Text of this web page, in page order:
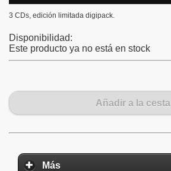
3 CDs, edición limitada digipack.
Disponibilidad:
Este producto ya no está en stock
Añadir a la cesta
Más